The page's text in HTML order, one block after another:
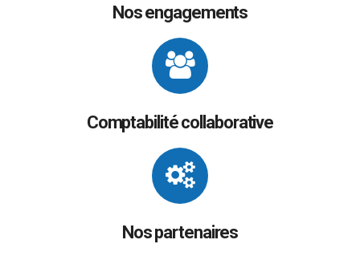
Nos engagements
Comptabilité collaborative
Nos partenaires